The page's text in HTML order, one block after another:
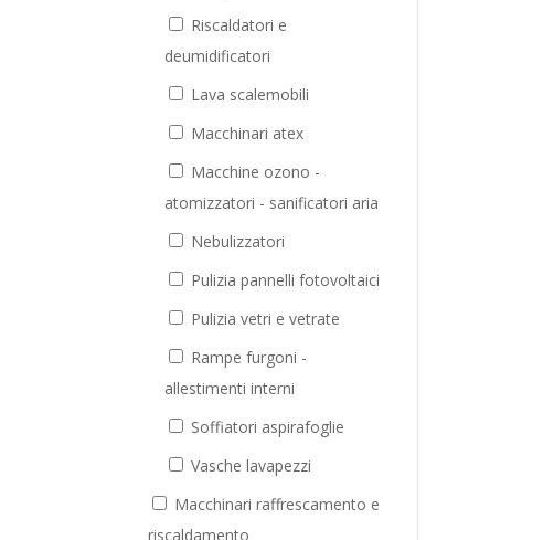
Riscaldatori e
deumidificatori
Lava scalemobili
Macchinari atex
Macchine ozono -
atomizzatori - sanificatori aria
Nebulizzatori
Pulizia pannelli fotovoltaici
Pulizia vetri e vetrate
Rampe furgoni -
allestimenti interni
Soffiatori aspirafoglie
Vasche lavapezzi
Macchinari raffrescamento e
riscaldamento